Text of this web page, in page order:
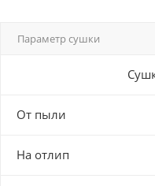
Параметр сушки
От пыли
На отлип